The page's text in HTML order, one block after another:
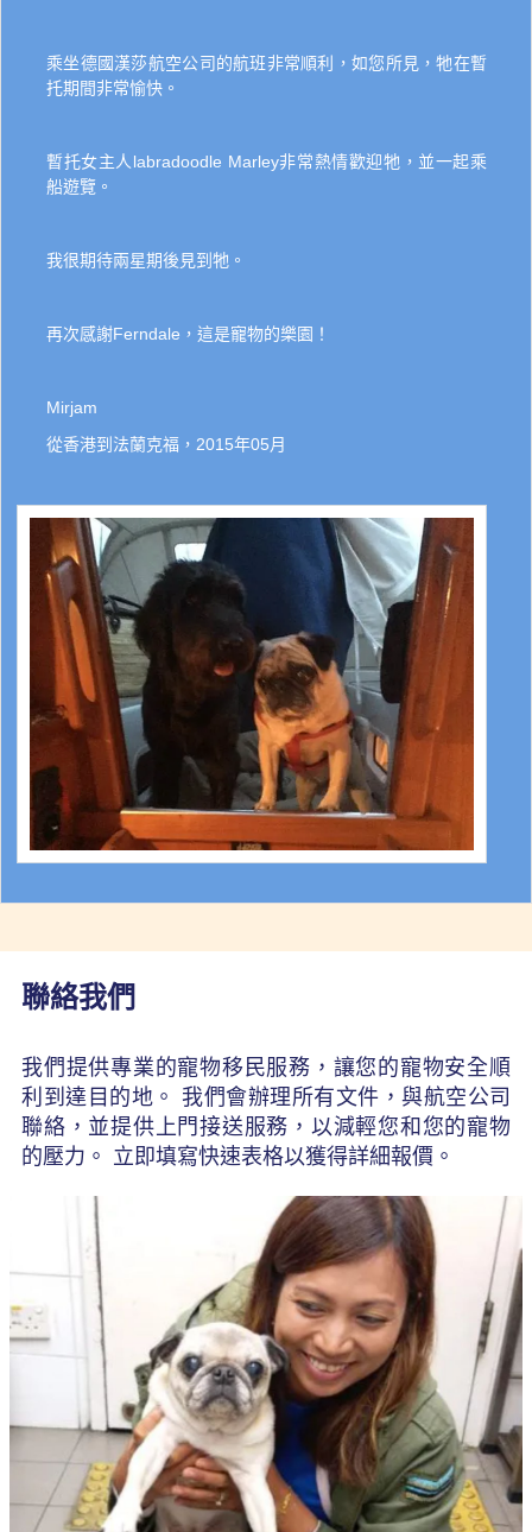
乘坐德國漢莎航空公司的航班非常順利，如您所見，牠在暫
托期間非常愉快。
暫托女主人labradoodle Marley非常熱情歡迎牠，並一起乘
船遊覽。
我很期待兩星期後見到牠。
再次感謝Ferndale，這是寵物的樂園！
Mirjam
從香港到法蘭克福，2015年05月
聯絡我們
我們提供專業的寵物移民服務，讓您的寵物安全順
利到達目的地。 我們會辦理所有文件，與航空公司
聯絡，並提供上門接送服務，以減輕您和您的寵物
的壓力。 立即填寫快速表格以獲得詳細報價。